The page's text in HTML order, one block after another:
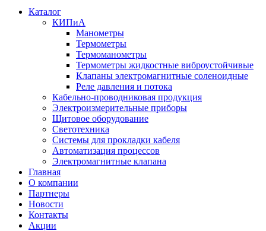
Каталог
КИПиА
Манометры
Термометры
Термомано­мет­ры
Термометры жидкостные виброустойчивые
Клапаны электро­маг­нит­ные соле­но­ид­ные
Реле давления и потока
Кабельно-проводниковая продукция
Электроизмерительные приборы
Щитовое оборудование
Светотехника
Системы для прокладки кабеля
Автоматизация процессов
Электромагнитные клапана
Главная
О компании
Партнеры
Новости
Контакты
Акции